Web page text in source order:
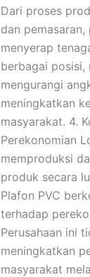
Dari proses
dan pemasaran,
menyerap
berbagai posisi,
mengurangi
meningkatkan
masyarakat. 4.
Perekonomian
memproduksi
produk secara
Plafon PVC
terhadap
Perusahaan ini
meningkatkan
masyarakat